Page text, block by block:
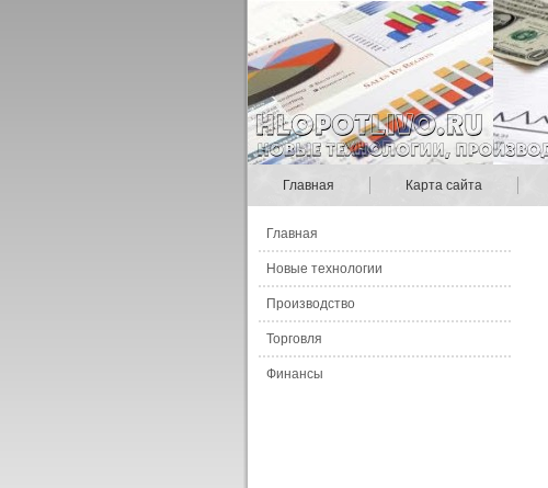
Главная Карта сайта
Главная
Новые технологии
Производство
Торговля
Финансы